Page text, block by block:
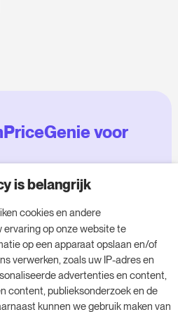
voor
14-daagse proefversie
boost - zonder
je gratis proefperiode
is belangrijk
cookies en andere
op onze website te
op een apparaat opslaan en/of
verwerken, zoals uw IP-adres en
advertenties en content,
content, publieksonderzoek en de
kunnen we gebruik maken van